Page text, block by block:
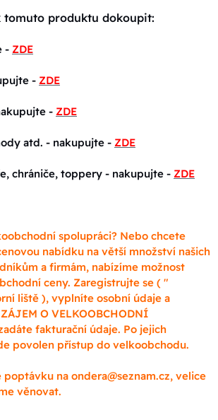
tomuto produktu dokoupit:
- ZDE
- ZDE
- ZDE
atd. - nakupujte - ZDE
chrániče, toppery - nakupujte - ZDE
spolupráci? Nebo chcete
nabídku na větší množství našich
a firmám, nabízíme možnost
ceny. Zaregistrujte se ( "
liště ), vyplníte osobní údaje a
O VELKOOBCHODNÍ
fakturační údaje. Po jejich
povolen přístup do velkoobchodu.
na ondera@seznam.cz, velice
věnovat.